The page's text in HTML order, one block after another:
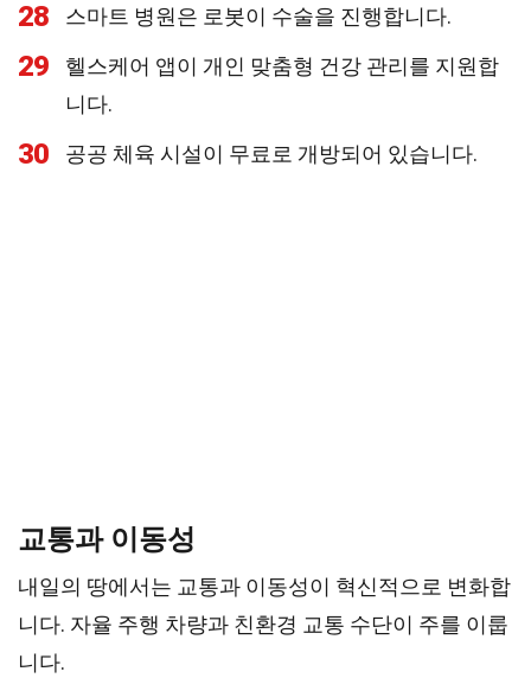
28 스마트 병원은 로봇이 수술을 진행합니다.
29
헬스케어 앱이 개인 맞춤형 건강 관리를 지원합
니다.
30 공공 체육 시설이 무료로 개방되어 있습니다.
교통과 이동성
내일의 땅에서는 교통과 이동성이 혁신적으로 변화합
니다. 자율 주행 차량과 친환경 교통 수단이 주를 이룹
니다.